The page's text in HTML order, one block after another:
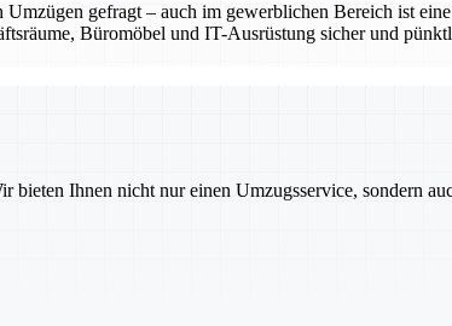
gefragt – auch im gewerblichen Bereich ist
Büromöbel und IT-Ausrüstung sicher und
Ihnen nicht nur einen Umzugsservice, sondern